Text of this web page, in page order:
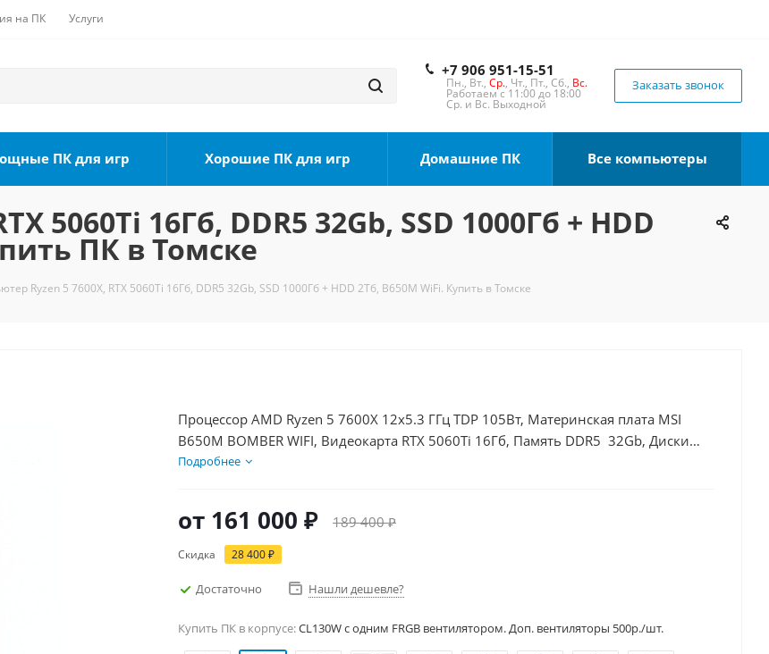
на ПК Услуги
+7 906 951-15-51
Пн., Вт., Ср., Чт., Пт., Сб., Вс.
Работаем с 11:00 до 18:00
Ср. и Вс. Выходной
Заказать звонок
ПК для игр Хорошие ПК для игр Домашние ПК Все компьютеры
5060Ti 16Гб, DDR5 32Gb, SSD 1000Гб + HDD
ПК в Томске
Ryzen 5 7600X, RTX 5060Ti 16Гб, DDR5 32Gb, SSD 1000Гб + HDD 2Тб, B650M WiFi. Купить в Томске
Процессор AMD Ryzen 5 7600X 12x5.3 ГГц TDP 105Вт, Материнская плата MSI
B650M BOMBER WIFI, Видеокарта RTX 5060Ti 16Гб, Память DDR5 32Gb, Диски
SSD 1000Гб + HDD 2Тб, БП 600Вт
Подробнее
от 161 000 ₽ 189 400 ₽
Скидка 28 400 ₽
Достаточно Нашли дешевле?
Купить ПК в корпусе:CL130W c одним FRGB вентилятором. Доп. вентиляторы 500р./шт.